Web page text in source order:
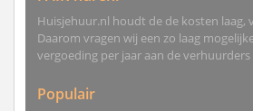
Huisjehuur.nl houdt de de kosten laag,
Daarom vragen wij een zo laag
vergoeding per jaar aan de verhuurders
Populair